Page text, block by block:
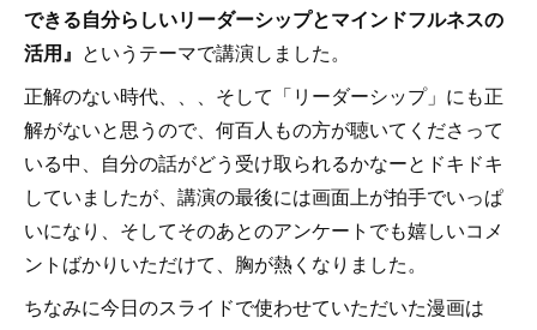
できる自分らしいリーダーシップとマインドフルネスの
活用』 というテーマで講演しました。
正解のない時代、、、そして「リーダーシップ」にも正
解がないと思うので、何百人もの方が聴いてくださって
いる中、自分の話がどう受け取られるかなーとドキドキ
していましたが、講演の最後には画面上が拍手でいっぱ
いになり、そしてそのあとのアンケートでも嬉しいコメ
ントばかりいただけて、胸が熱くなりました。
ちなみに今日のスライドで使わせていただいた漫画は